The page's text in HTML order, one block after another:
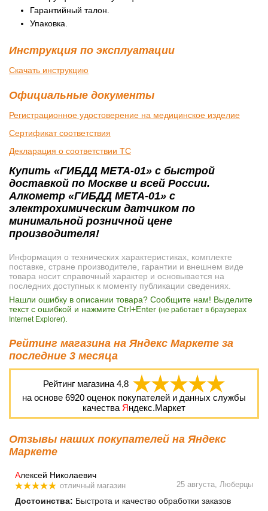
Гарантийный талон.
Упаковка.
Инструкция по эксплуатации
Скачать инструкцию
Официальные документы
Регистрационное удостоверение на медицинское изделие
Сертификат соответствия
Декларация о соответствии ТС
Купить «ГИБДД МЕТА-01» с быстрой
доставкой по Москве и всей России.
Алкометр «ГИБДД МЕТА-01» с
электрохимическим датчиком по
минимальной розничной цене
производителя!
Информация о технических характеристиках, комплекте
поставке, стране производителе, гарантии и внешнем виде
товара носит справочный характер и основывается на
последних доступных к моменту публикации сведениях.
Нашли ошибку в описании товара? Сообщите нам! Выделите
текст с ошибкой и нажмите Ctrl+Enter (не работает в браузерах
Internet Explorer)
Рейтинг магазина на Яндекс Маркете за
последние 3 месяца
Рейтинг магазина 4,8
на основе 6920 оценок покупателей и данных службы
качества Яндекс.Маркет
Отзывы наших покупателей на Яндекс
Маркете
Алексей Николаевич
отличный магазин 25 августа, Люберцы
Достоинства: Быстрота и качество обработки заказов